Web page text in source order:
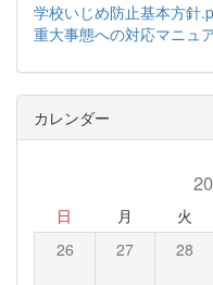
学校いじめ防止基本方針
重大事態への対応マニュ
カレンダー
日 月 火
26 27 28